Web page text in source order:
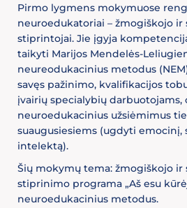
Pirmo lygmens mokymuose
neuroedukatoriai – žmogiškojo ir
stiprintojai. Jie įgyja
taikyti Marijos Mendelės-
neureodukacinius metodus
savęs pažinimo, kvalifikacijos
įvairių specialybių
neuroedukacinius užsiėmimus
suaugusiesiems (ugdyti emocinį,
intelektą).
Šių mokymų tema: žmogiškojo ir
stiprinimo programa „Aš esu
neuroedukacinius metodus.